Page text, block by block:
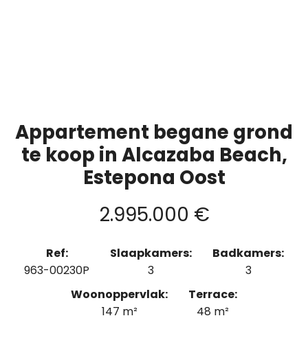
Appartement begane grond
te koop in Alcazaba Beach,
Estepona Oost
2.995.000 €
Ref:
963-00230P
Slaapkamers:
3
Badkamers:
3
Woonoppervlak:
147 m²
Terrace:
48 m²